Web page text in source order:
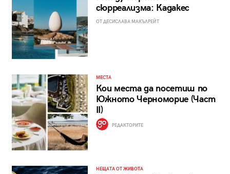
сюрреализма: Кадакес
ОТ ДЕСИСЛАВА МАКЪЛРЕЙТ
МЕСТА
Кои места да посетиш по
Южното Черноморие (Част
II)
РЕДАКТОРИТЕ
НЕЩАТА ОТ ЖИВОТА